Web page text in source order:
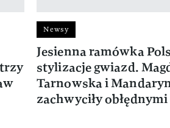
Newsy
Jesienna ramówka
stylizacje gwiazd.
Tarnowska i
zachwyciły